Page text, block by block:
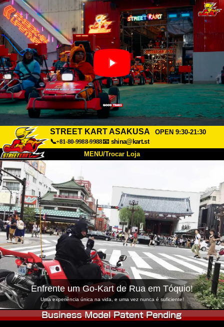
STREET KART ASAKUSA
OPEN 9:30-21:30
📞+81-80-9988-9988📧 shina@kart.st
MENU/Trocar Loja
Sobre Especificações Preços
Acesso Opiniões FAQ
Empresa Reserva
Trocar Loja
Tokyo Shinagawa Tokyo Akihabara#1
Tokyo Akihabara#2 Tokyo Shibuya
Tokyo Shibuya Annex Tokyo Bay
Tokyo Asakusa Osaka
Enfrente um Go-Kart de Rua em Tóquio!
Uma experiência única na vida, e uma vez nunca é suficiente!